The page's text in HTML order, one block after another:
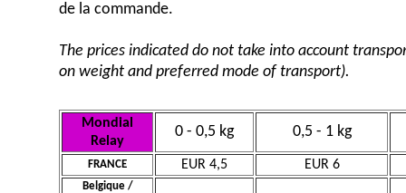
de la commande.
The prices indicated do not take into account
on weight and preferred mode of transport).
Mondial
Relay
0 - 0,5 kg 0,5 - 1 kg
FRANCE EUR 4,5 EUR 6
Belgique /